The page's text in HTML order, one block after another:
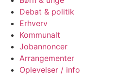
Debat & politik
Erhverv
Kommunalt
Jobannoncer
Arrangementer
Oplevelser / info